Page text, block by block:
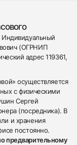
Индивидуальный
(ОГРНИП
адрес 119361,
осуществляется
с физическими
Сергей
(посредника). В
и хранения
постоянно.
предварительному